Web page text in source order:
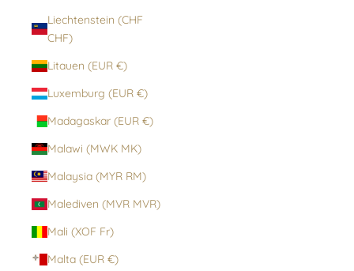
Liechtenstein (CHF
CHF)
Litauen (EUR €)
Luxemburg (EUR €)
Madagaskar (EUR €)
Malawi (MWK MK)
Malaysia (MYR RM)
Malediven (MVR MVR)
Mali (XOF Fr)
Malta (EUR €)